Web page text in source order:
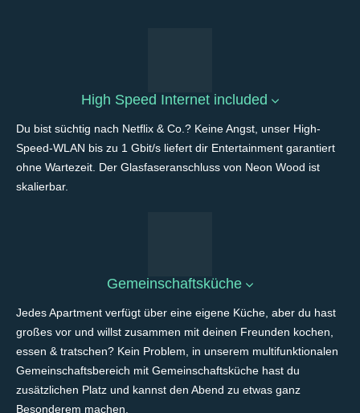
High Speed Internet included
Du bist süchtig nach Netflix & Co.? Keine Angst, unser High-
Speed-WLAN bis zu 1 Gbit/s liefert dir Entertainment garantiert
ohne Wartezeit. Der Glasfaseranschluss von Neon Wood ist
skalierbar.
Gemeinschaftsküche
Jedes Apartment verfügt über eine eigene Küche, aber du hast
großes vor und willst zusammen mit deinen Freunden kochen,
essen & tratschen? Kein Problem, in unserem multifunktionalen
Gemeinschaftsbereich mit Gemeinschaftsküche hast du
zusätzlichen Platz und kannst den Abend zu etwas ganz
Besonderem machen.